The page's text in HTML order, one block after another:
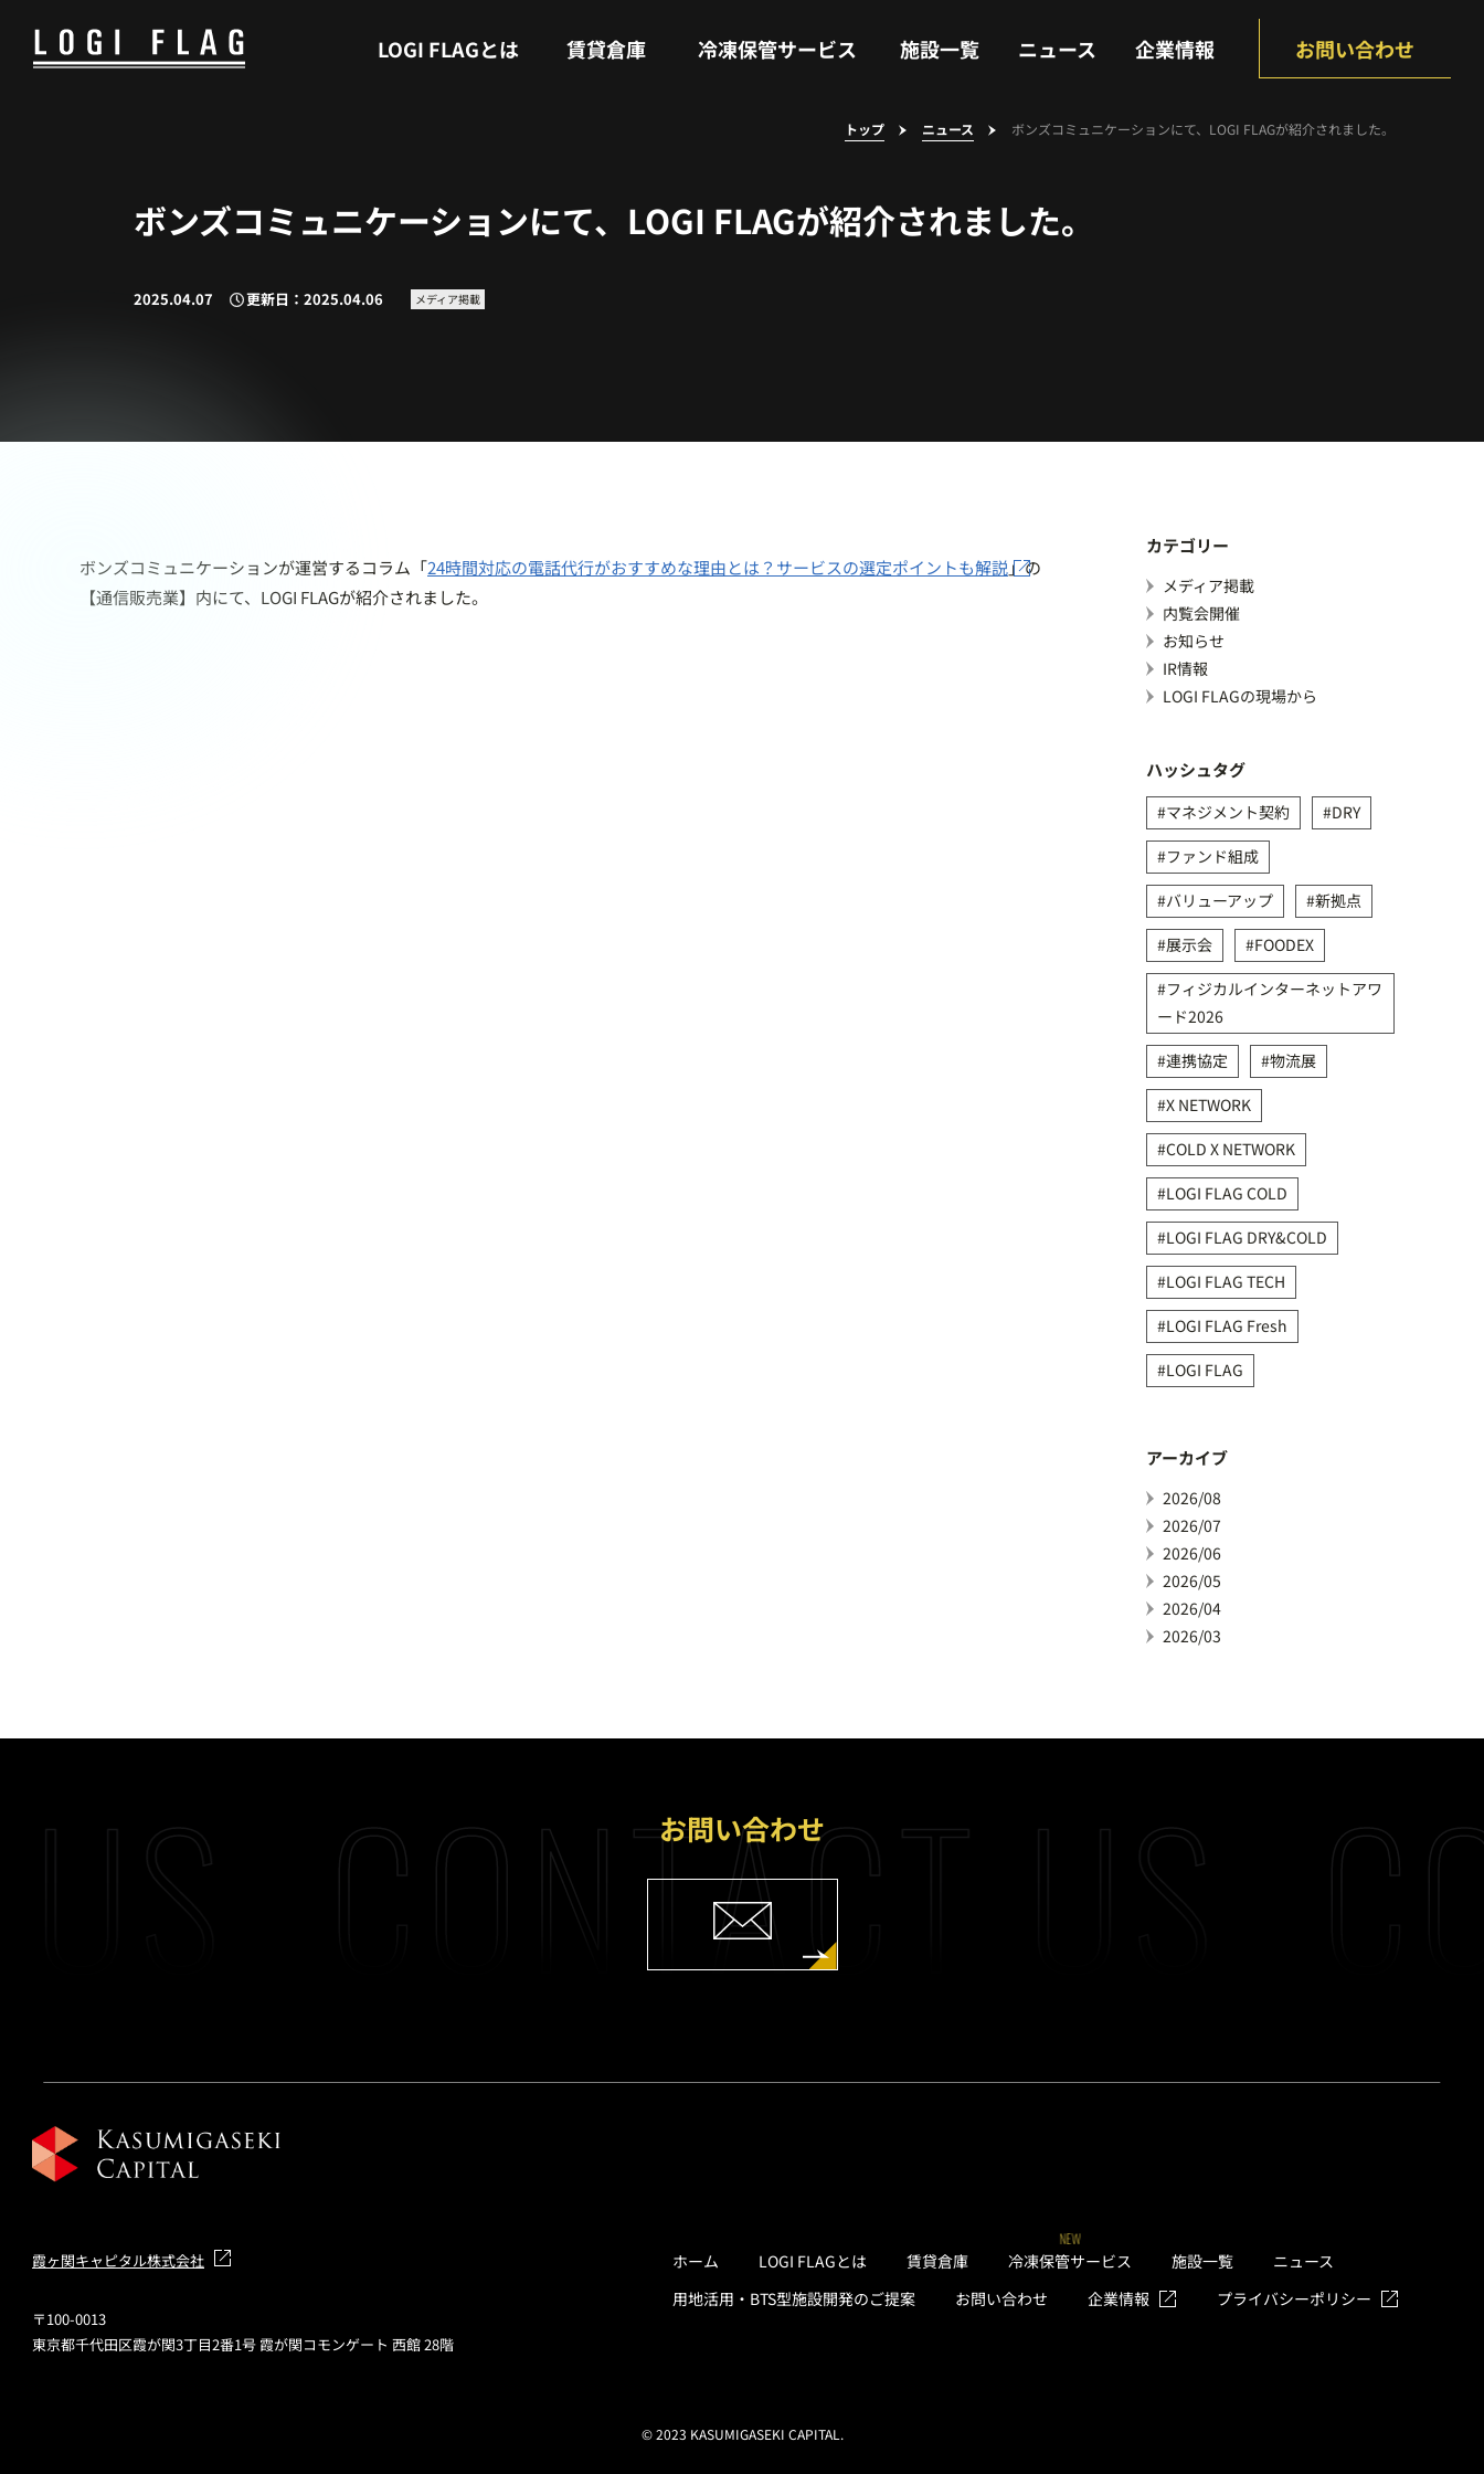
LOGI FLAGとは 賃貸倉庫 冷凍保管サービス 施設一覧 ニュース 企業情報 お問い合わせ
トップ ニュース ボンズコミュニケーションにて、LOGI FLAGが紹介されました。
ボンズコミュニケーションにて、LOGI FLAGが紹介されました。
2025.04.07 更新日：2025.04.06 メディア掲載
ボンズコミュニケーションが運営するコラム「24時間対応の電話代行がおすすめな理由とは？サービスの選定ポイントも解説」の
【通信販売業】内にて、LOGI FLAGが紹介されました。
カテゴリー
メディア掲載
内覧会開催
お知らせ
IR情報
LOGI FLAGの現場から
ハッシュタグ
マネジメント契約
DRY
ファンド組成
バリューアップ
新拠点
展示会
FOODEX
フィジカルインターネットアワ
ード2026
連携協定
物流展
X NETWORK
COLD X NETWORK
LOGI FLAG COLD
LOGI FLAG DRY&COLD
LOGI FLAG TECH
LOGI FLAG Fresh
LOGI FLAG
アーカイブ
2026/08
2026/07
2026/06
2026/05
2026/04
2026/03
CONTACT US
お問い合わせ
ホーム LOGI FLAGとは 賃貸倉庫
NEW
冷凍保管サービス 施設一覧
ニュース
用地活用・BTS型施設開発のご提案
お問い合わせ 企業情報 プライバシーポリシー
霞ヶ関キャピタル株式会社
〒100-0013
東京都千代田区霞が関3丁目2番1号 霞が関コモンゲート 西館 28階
© 2023 KASUMIGASEKI CAPITAL.